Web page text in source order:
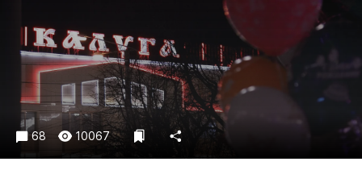
Погода
Праздники
Происшествия
Спорт
Экономика и бизнес
ПРОЕКТЫ
68 10067